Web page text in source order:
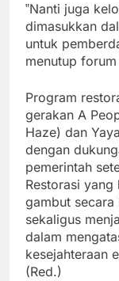
‟Nanti juga
dimasukkan
untuk
menutup
Program
gerakan A
Haze) dan
dengan
pemerintah
Restorasi
gambut
sekaligus
dalam
kesejahteraan
(Red.)